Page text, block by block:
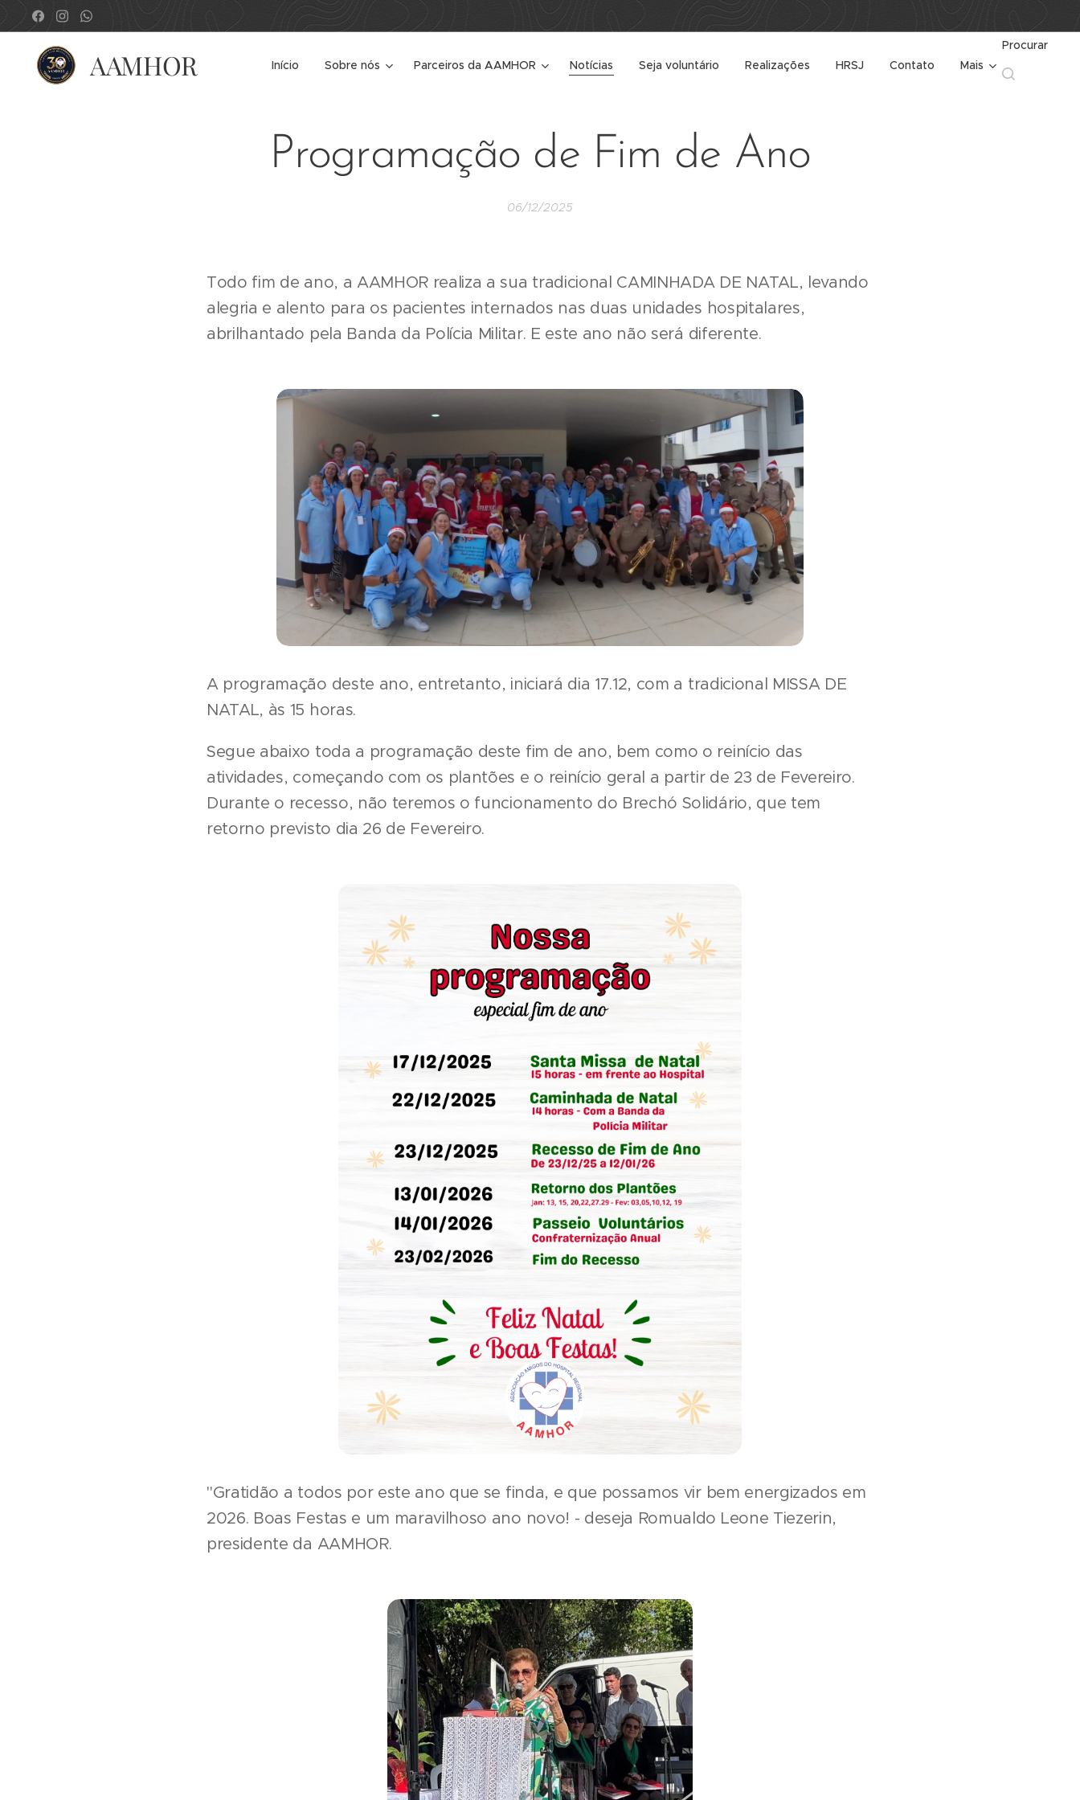
AAMHOR Início Sobre nós Parceiros da AAMHOR Notícias Seja voluntário Realizações HRSJ Contato Mais
Procurar
Programação de Fim de Ano
06/12/2025
Todo fim de ano, a AAMHOR realiza a sua tradicional CAMINHADA DE NATAL, levando
alegria e alento para os pacientes internados nas duas unidades hospitalares,
abrilhantado pela Banda da Polícia Militar. E este ano não será diferente.
A programação deste ano, entretanto, iniciará dia 17.12, com a tradicional MISSA DE
NATAL, às 15 horas.
Segue abaixo toda a programação deste fim de ano, bem como o reinício das
atividades, começando com os plantões e o reinício geral a partir de 23 de Fevereiro.
Durante o recesso, não teremos o funcionamento do Brechó Solidário, que tem
retorno previsto dia 26 de Fevereiro.
"Gratidão a todos por este ano que se finda, e que possamos vir bem energizados em
2026. Boas Festas e um maravilhoso ano novo! - deseja Romualdo Leone Tiezerin,
presidente da AAMHOR.